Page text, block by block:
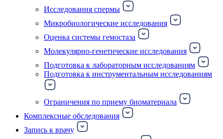
Исследования спермы
Микробиологические исследования
Оценка системы гемостаза
Молекулярно-генетические исследования
Подготовка к лабораторным исследованиям
Подготовка к инструментальным исследованиям
Ограничения по приему биоматериала
Комплексные обследования
Запись к врачу